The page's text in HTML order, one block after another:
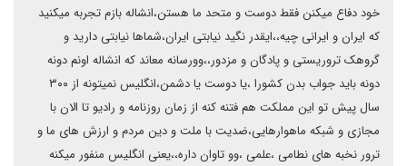
خود دفاع میکنن فقط دوست و متحد ما هستن،انشاله بازم تجربه میکنید
که ایران و ایرانی چیه،،ایقدر نگید نیابتی ایران،شماها نیابتی دارید و
گروهک تروریستی و پادگان و مزدور،،وورسانه معاند که انشاله اونم دونه
دونه باید جواب بدن کشورا ،یا دوست یا دشمن،انگلیس نمیتونه از ۳۰۰
سال پیش تو این مملکت هم فتنه کنه از زمان روزنامه و رادیو تا الان با
مجازی و شبکه ماهوارهایی،ضدیت با ملت و دین مردم و ارزش های ما و
ترور نخبه های نطامی ،علمی ،وو تاوان داره،،یعنی انگلیس منفور میکنه